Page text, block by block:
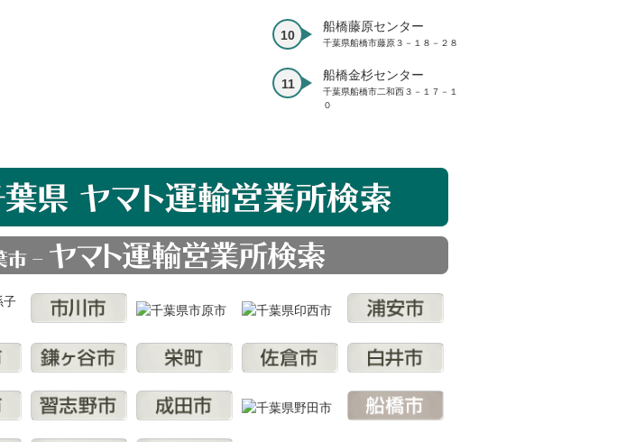
船橋藤原センター
千葉県船橋市藤原３－１８－２８
船橋金杉センター
千葉県船橋市二和西３－１７－１
０